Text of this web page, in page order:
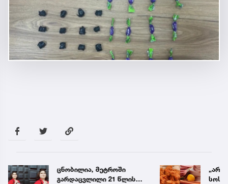
ცნობილია, მეტროში
გარდაცვლილი 21 წლის